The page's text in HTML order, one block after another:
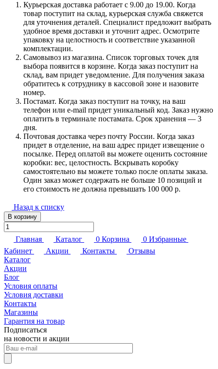
Курьерская доставка работает с 9.00 до 19.00. Когда
товар поступит на склад, курьерская служба свяжется
для уточнения деталей. Специалист предложит выбрать
удобное время доставки и уточнит адрес. Осмотрите
упаковку на целостность и соответствие указанной
комплектации.
Самовывоз из магазина. Список торговых точек для
выбора появится в корзине. Когда заказ поступит на
склад, вам придет уведомление. Для получения заказа
обратитесь к сотруднику в кассовой зоне и назовите
номер.
Постамат. Когда заказ поступит на точку, на ваш
телефон или e-mail придет уникальный код. Заказ нужно
оплатить в терминале постамата. Срок хранения — 3
дня.
Почтовая доставка через почту России. Когда заказ
придет в отделение, на ваш адрес придет извещение о
посылке. Перед оплатой вы можете оценить состояние
коробки: вес, целостность. Вскрывать коробку
самостоятельно вы можете только после оплаты заказа.
Один заказ может содержать не больше 10 позиций и
его стоимость не должна превышать 100 000 р.
Назад к списку
В корзину
Главная Каталог 0 Корзина 0 Избранные
Кабинет
Акции Контакты
Отзывы
Каталог
Акции
Блог
Условия оплаты
Условия доставки
Контакты
Магазины
Гарантия на товар
Подписаться
на новости и акции